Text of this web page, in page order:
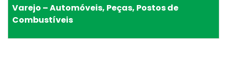
Varejo – Automóveis, Peças, Postos de
Combustíveis